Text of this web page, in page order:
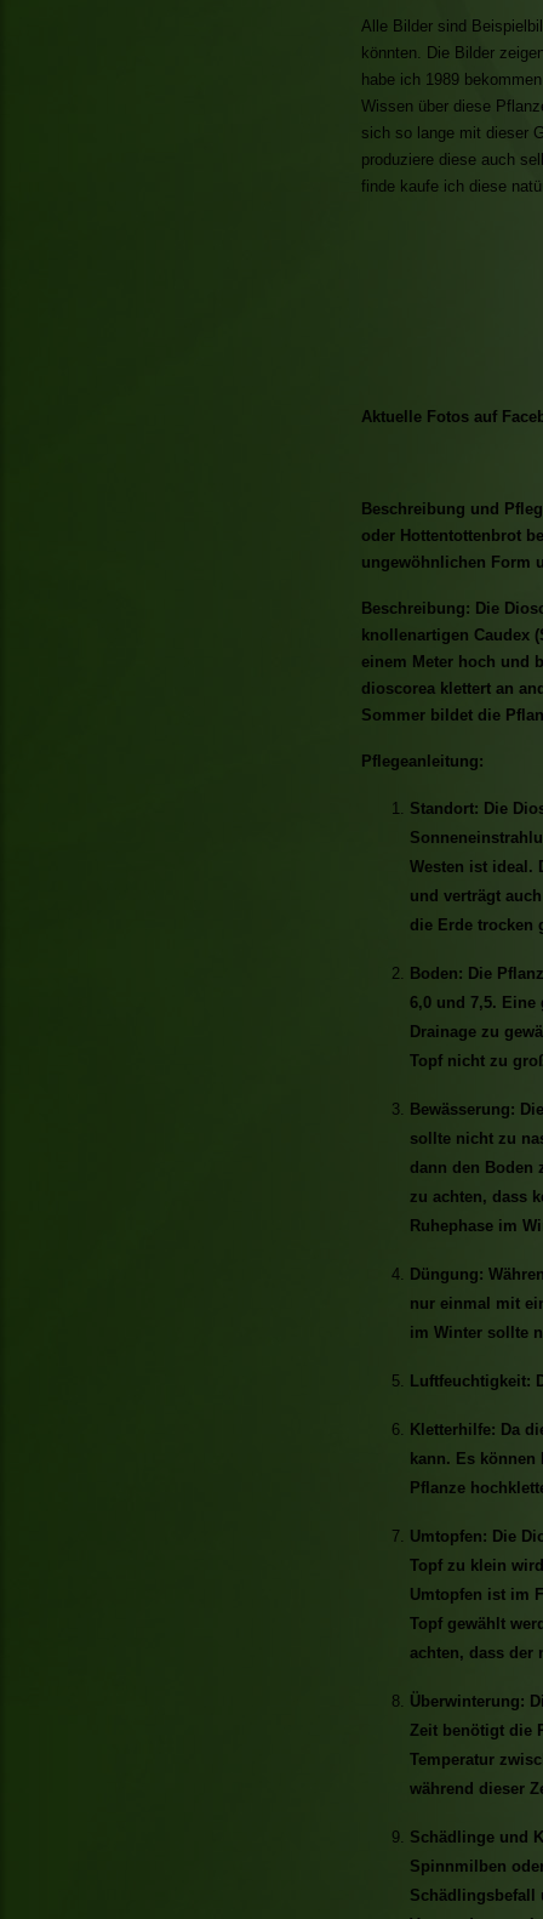
Alle Bilder sind
könnten. Die Bilder
habe ich 1989
Wissen über diese
sich so lange mit dieser
produziere diese auch
finde kaufe ich diese
Aktuelle Fotos auf
Beschreibung und
oder Hottentottenbrot
ungewöhnlichen Form
Beschreibung: Die
knollenartigen Caudex
einem Meter hoch und
dioscorea klettert an
Sommer bildet die
Pflegeanleitung:
Standort: Die
Westen ist ideal.
und verträgt
die Erde trocken
Boden: Die
6,0 und 7,5.
Drainage zu
Topf nicht zu
Bewässerung:
sollte nicht zu
dann den Boden
zu achten, dass
Ruhephase im
Düngung:
nur einmal mit
im Winter sollte
Luftfeuchtigkeit:
Kletterhilfe: Da
kann. Es
Pflanze
Umtopfen: Die
Topf zu klein
Umtopfen ist im
Topf gewählt
achten, dass der
Überwinterung:
Zeit benötigt die
Temperatur
während dieser
Schädlinge und
Spinnmilben
Schädlingsbefall